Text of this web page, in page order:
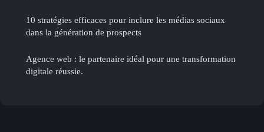
10 stratégies efficaces pour inclure les médias sociaux
dans la génération de prospects
Agence web : le partenaire idéal pour une transformation
digitale réussie.